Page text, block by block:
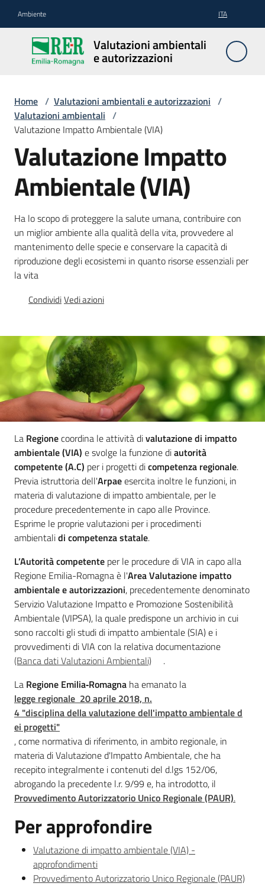
Ambiente ITA
Valutazioni ambientali
e autorizzazioni
Valutazioni
ambientali e
autorizzazioni
Valutazioni
ambientali
Autorizzazioni
Normativa
e
modulistica
Presentare
B
a
n
c
a
d
a
t
i
V
I
A
-
V
S
Ambiente
Argomenti
Novità
Servizi
Leggi Atti Bandi
Piani Programmi
Progetti
Home / Valutazioni ambientali e autorizzazioni /
Valutazioni ambientali /
Valutazione Impatto Ambientale (VIA)
Valutazione Impatto
Ambientale (VIA)
Ha lo scopo di proteggere la salute umana, contribuire con
un miglior ambiente alla qualità della vita, provvedere al
mantenimento delle specie e conservare la capacità di
riproduzione degli ecosistemi in quanto risorse essenziali per
la vita
CondividiVedi azioni
La Regionecoordina le attività divalutazione di impatto
ambientale (VIA) e svolge la funzione diautorità
competente (A.C) per i progetti dicompetenza regionale.
Previa istruttoria dell'Arpaeesercita inoltre le funzioni, in
materia di valutazione di impatto ambientale, per le
procedure precedentemente in capo alle Province.
Esprime le proprie valutazioni per i procedimenti
ambientalidi competenza statale.
L’Autorità competente per le procedure di VIA in capo alla
Regione Emilia-Romagna è l'Area Valutazione impatto
ambientale e autorizzazioni, precedentemente denominato
Servizio Valutazione Impatto e Promozione Sostenibilità
Ambientale (VIPSA), la quale predispone un archivio in cui
sono raccolti gli studi di impatto ambientale (SIA) e i
provvedimenti di VIA con la relativa documentazione
(Banca dati Valutazioni Ambientali)
.
La Regione Emilia‐Romagna ha emanato la
legge regionale 20 aprile 2018, n.
4 "disciplina della valutazione dell'impatto ambientale d
ei progetti"
, come normativa di riferimento, in ambito regionale, in
materia di Valutazione d'Impatto Ambientale, che ha
recepito integralmente i contenuti del d.lgs 152/06,
abrogando la precedente l.r. 9/99 e, ha introdotto, il
Provvedimento Autorizzatorio Unico Regionale (PAUR).
Per approfondire
Valutazione di impatto ambientale (VIA) -
approfondimenti
Provvedimento Autorizzatorio Unico Regionale (PAUR)